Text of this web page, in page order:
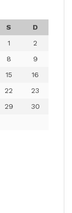
S
D
1
2
8
9
15
16
22
23
29
30